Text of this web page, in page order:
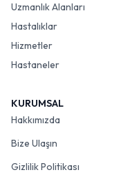
Uzmanlık Alanları
Hastalıklar
Hizmetler
Hastaneler
KURUMSAL
Hakkımızda
Bize Ulaşın
Gizlilik Politikası